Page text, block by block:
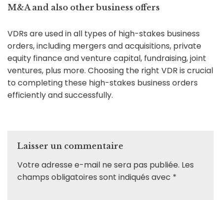
M&A and also other business offers
VDRs are used in all types of high-stakes business
orders, including mergers and acquisitions, private
equity finance and venture capital, fundraising, joint
ventures, plus more. Choosing the right VDR is crucial
to completing these high-stakes business orders
efficiently and successfully.
Laisser un commentaire
Votre adresse e-mail ne sera pas publiée. Les
champs obligatoires sont indiqués avec *